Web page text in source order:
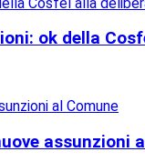
ok della
assunzioni